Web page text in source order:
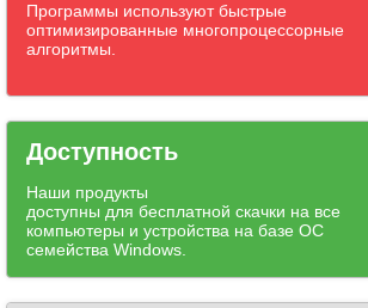
Программы используют быстрые
оптимизированные многопроцессорные
алгоритмы.
Доступность
Наши продукты
доступны для бесплатной скачки на все
компьютеры и устройства на базе ОС
семейства Windows.